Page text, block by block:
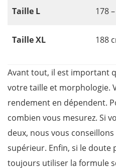
Taille L 178
Taille XL 188
Avant tout, il est important
votre taille et morphologie.
rendement en dépendent.
combien vous mesurez. Si
deux, nous vous
supérieur. Enfin, si le doute
toujours utiliser la formule